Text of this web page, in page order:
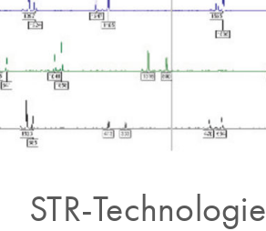
STR-Technologie